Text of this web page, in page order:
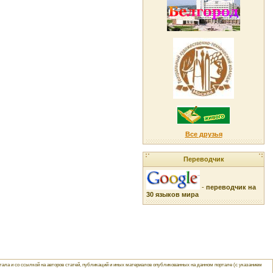
Все друзья
Переводчик
- переводчик на
30 языков мира
и со ссылкой на авторов статей, публикаций и иных материалов опубликованных на данном портале (с указанием